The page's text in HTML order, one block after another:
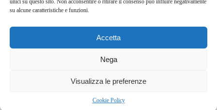
unici su questo sito. Non acconsentire o ritirare il consenso può influire negativamente
su alcune caratteristiche e funzioni.
Accetta
Nega
Visualizza le preferenze
Cookie Policy
notizie su montagna trekking e alpinismo da tutto il mondo.
Address:
VIA USODIMARE 3 - 37138 - VERONA (VR)
redazione@bullet-network.com
bullet-network.com
Bullet - Dynamic Solutions Srl P.IVA 02954300238 – REA